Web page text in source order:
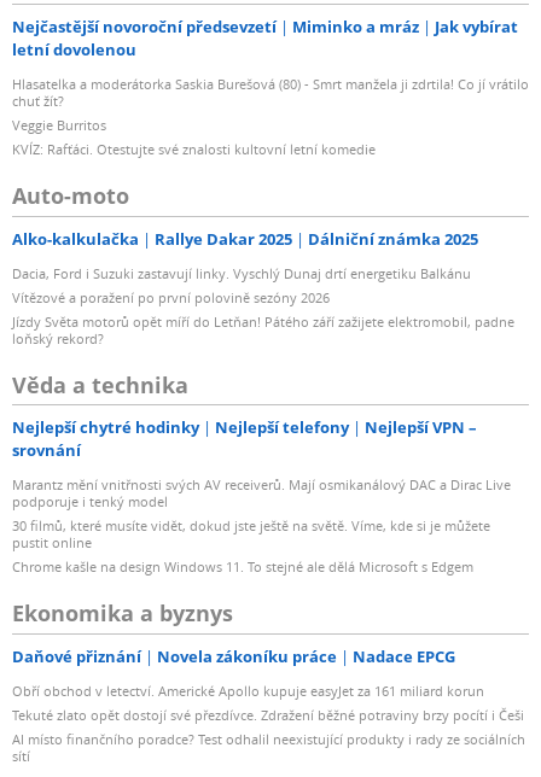
Nejčastější novoroční předsevzetí Miminko a mráz
Jak vybírat
letní dovolenou
Hlasatelka a moderátorka Saskia Burešová (80) - Smrt manžela ji zdrtila! Co jí vrátilo
chuť žít?
Veggie Burritos
KVÍZ: Rafťáci. Otestujte své znalosti kultovní letní komedie
Auto-moto
Alko-kalkulačka Rallye Dakar 2025 Dálniční známka 2025
Dacia, Ford i Suzuki zastavují linky. Vyschlý Dunaj drtí energetiku Balkánu
Vítězové a poražení po první polovině sezóny 2026
Jízdy Světa motorů opět míří do Letňan! Pátého září zažijete elektromobil, padne
loňský rekord?
Věda a technika
Nejlepší chytré hodinky Nejlepší telefony
Nejlepší VPN –
srovnání
Marantz mění vnitřnosti svých AV receiverů. Mají osmikanálový DAC a Dirac Live
podporuje i tenký model
30 filmů, které musíte vidět, dokud jste ještě na světě. Víme, kde si je můžete
pustit online
Chrome kašle na design Windows 11. To stejné ale dělá Microsoft s Edgem
Ekonomika a byznys
Daňové přiznání Novela zákoníku práce Nadace EPCG
Obří obchod v letectví. Americké Apollo kupuje easyJet za 161 miliard korun
Tekuté zlato opět dostojí své přezdívce. Zdražení běžné potraviny brzy pocítí i Češi
AI místo finančního poradce? Test odhalil neexistující produkty i rady ze sociálních
sítí